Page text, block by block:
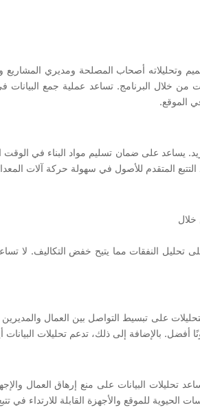
وتحليلاته أصحاب المصلحة ومديري
من خلال البرنامج. تساعد عملية جمع البيانات
الموقع.
يساعد على ضمان تسليم مواد البناء في الوقت
المتقدم للأصول في سهولة حركة آلات
خلال
تحليل النفقات مما يتيح خفض التكاليف. لا
على تبسيط التواصل بين العمال والمديرين
أفضل. بالإضافة إلى ذلك، تدعم تحليلات
تحليلات البيانات على منع إرهاق العمال
الحيوية للموقع والأجهزة القابلة للارتداء في